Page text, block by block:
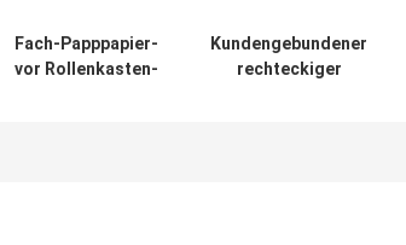
Fach-Papppapier-
vor Rollenkasten-
Kundengebundener
rechteckiger